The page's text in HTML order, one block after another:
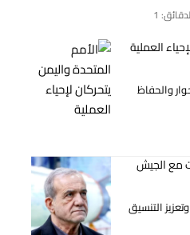
1
العملية
والحفاظ
مع الجيش
التنسيق